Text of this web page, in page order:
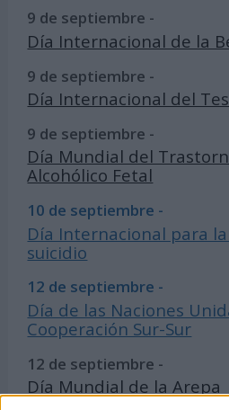
9 de septiembre -
Día Internacional de la
9 de septiembre -
Día Internacional del
9 de septiembre -
Día Mundial del
Alcohólico Fetal
10 de septiembre -
Día Internacional para
suicidio
12 de septiembre -
Día de las Naciones
Cooperación Sur-Sur
12 de septiembre -
Día Mundial de la Arepa